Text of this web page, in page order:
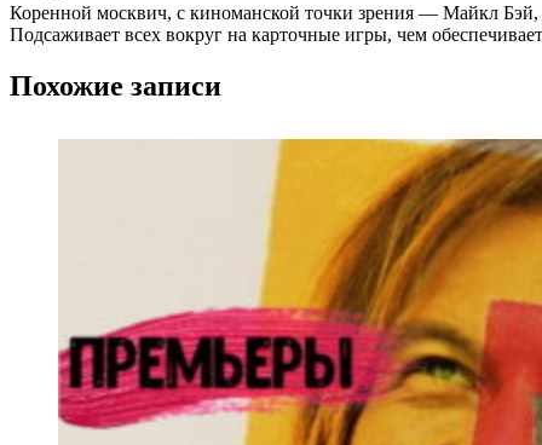
Коренной москвич, с киноманской точки зрения ― Майкл
Подсаживает всех вокруг на карточные игры, чем
Похожие записи